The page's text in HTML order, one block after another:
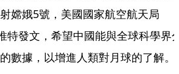
嫦娥5號，美國國家航空航天局
特發文，希望中國能與全球科學界
數據，以增進人類對月球的了解。